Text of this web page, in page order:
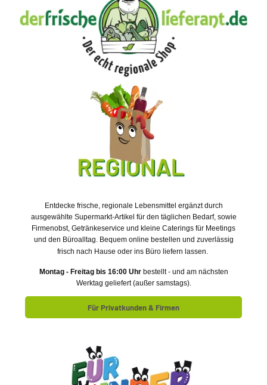
Entdecke frische, regionale Lebensmittel ergänzt durch
ausgewählte Supermarkt-Artikel für den täglichen Bedarf, sowie
Firmenobst, Getränkeservice und kleine Caterings für Meetings
und den Büroalltag. Bequem online bestellen und zuverlässig
frisch nach Hause oder ins Büro liefern lassen.
Montag - Freitag bis 16:00 Uhrbestellt - und am nächsten
Werktag geliefert (außer samstags).
Für Privatkunden & Firmen